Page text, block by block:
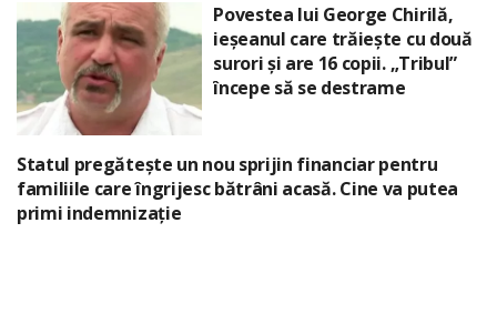
Povestea lui George Chirilă,
ieșeanul care trăiește cu două
surori și are 16 copii. „Tribul”
începe să se destrame
Statul pregătește un nou sprijin financiar pentru
familiile care îngrijesc bătrâni acasă. Cine va putea
primi indemnizație